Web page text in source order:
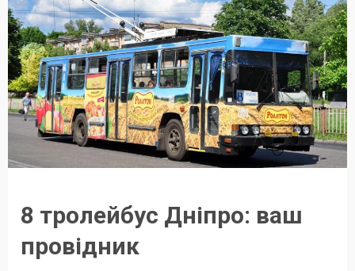
8 тролейбус Дніпро: ваш
провідник